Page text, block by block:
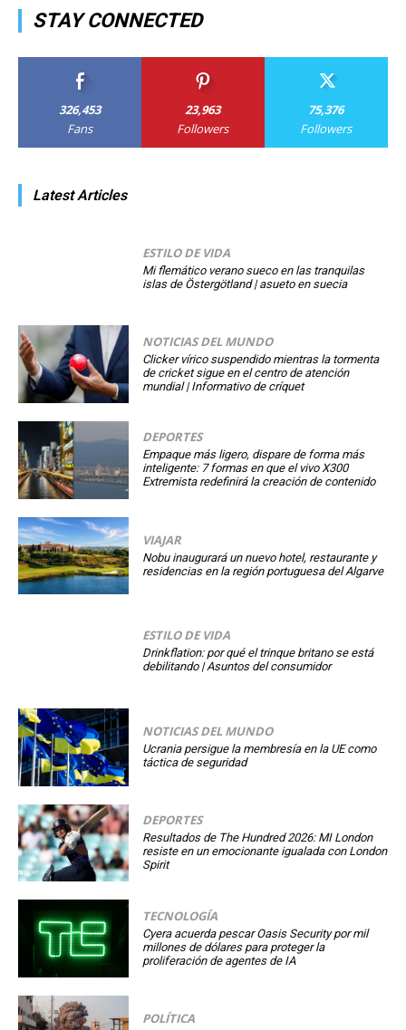
STAY CONNECTED
326,453
Fans
23,963
Followers
75,376
Followers
Latest Articles
ESTILO DE VIDA
Mi flemático verano sueco en las tranquilas
islas de Östergötland | asueto en suecia
NOTICIAS DEL MUNDO
Clicker vírico suspendido mientras la tormenta
de cricket sigue en el centro de atención
mundial | Informativo de críquet
DEPORTES
Empaque más ligero, dispare de forma más
inteligente: 7 formas en que el vivo X300
Extremista redefinirá la creación de contenido
VIAJAR
Nobu inaugurará un nuevo hotel, restaurante y
residencias en la región portuguesa del Algarve
ESTILO DE VIDA
Drinkflation: por qué el trinque britano se está
debilitando | Asuntos del consumidor
NOTICIAS DEL MUNDO
Ucrania persigue la membresía en la UE como
táctica de seguridad
DEPORTES
Resultados de The Hundred 2026: MI London
resiste en un emocionante igualada con London
Spirit
TECNOLOGÍA
Cyera acuerda pescar Oasis Security por mil
millones de dólares para proteger la
proliferación de agentes de IA
POLÍTICA